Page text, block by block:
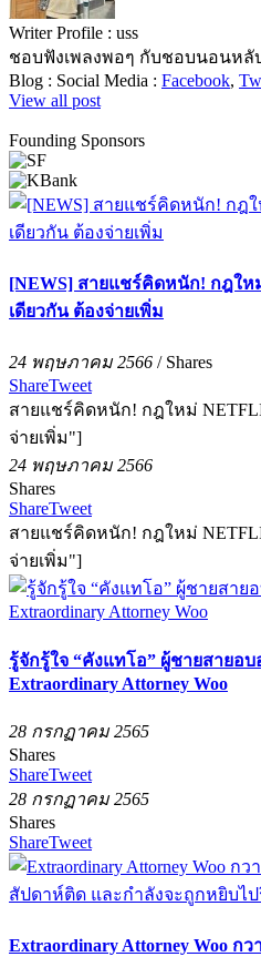
Writer Profile : uss
ชอบฟังเพลงพอๆ กับชอบนอนหลั
Blog : Social Media : Facebook,
View all post
Founding Sponsors
[NEWS] สายแชร์คิดหนัก! กฎใ
เดียวกัน ต้องจ่ายเพิ่ม
24 พฤษภาคม 2566 / Shares
ShareTweet
สายแชร์คิดหนัก! กฎใหม่
จ่ายเพิ่ม"]
24 พฤษภาคม 2566
Shares
ShareTweet
สายแชร์คิดหนัก! กฎใหม่
จ่ายเพิ่ม"]
รู้จักรู้ใจ “คังแทโอ” ผู้ชายสายอ
Extraordinary Attorney Woo
28 กรกฏาคม 2565
Shares
ShareTweet
28 กรกฏาคม 2565
Shares
ShareTweet
Extraordinary Attorney Woo ก